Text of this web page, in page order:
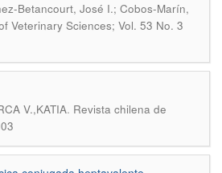
Betancourt, José I.; Cobos-Marín,
Veterinary Sciences; Vol. 53 No. 3
V.,KATIA. Revista chilena de